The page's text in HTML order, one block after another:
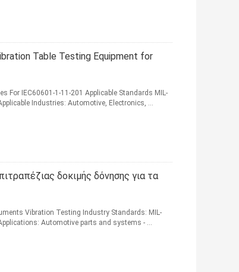
Table Testing Equipment for
For IEC60601-1-11-201 Applicable Standards MIL-
Industries: Automotive, Electronics, ...
δοκιμής δόνησης για τα
Vibration Testing Industry Standards: MIL-
Automotive parts and systems - ...